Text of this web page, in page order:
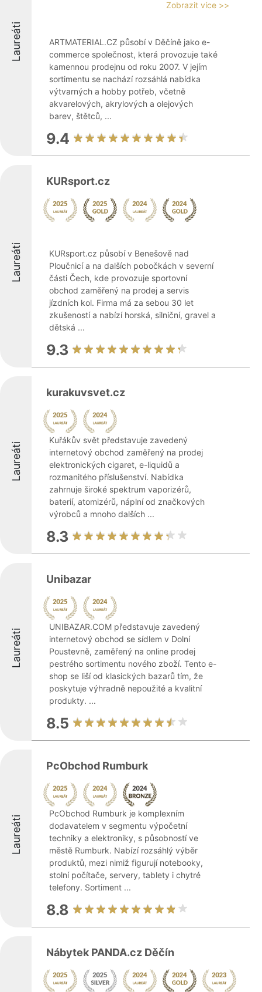
Laureáti
Zobrazit více >>
ARTMATERIAL.CZ působí v Děčíně jako e-
commerce společnost, která provozuje také
kamennou prodejnu od roku 2007. V jejím
sortimentu se nachází rozsáhlá nabídka
výtvarných a hobby potřeb, včetně
akvarelových, akrylových a olejových
barev, štětců, ...
9.4
Laureáti
KURsport.cz
KURsport.cz působí v Benešově nad
Ploučnicí a na dalších pobočkách v severní
části Čech, kde provozuje sportovní
obchod zaměřený na prodej a servis
jízdních kol. Firma má za sebou 30 let
zkušeností a nabízí horská, silniční, gravel a
dětská ...
9.3
Laureáti
kurakuvsvet.cz
Kuřákův svět představuje zavedený
internetový obchod zaměřený na prodej
elektronických cigaret, e-liquidů a
rozmanitého příslušenství. Nabídka
zahrnuje široké spektrum vaporizérů,
baterií, atomizérů, náplní od značkových
výrobců a mnoho dalších ...
8.3
Laureáti
Unibazar
UNIBAZAR.COM představuje zavedený
internetový obchod se sídlem v Dolní
Poustevně, zaměřený na online prodej
pestrého sortimentu nového zboží. Tento e-
shop se liší od klasických bazarů tím, že
poskytuje výhradně nepoužité a kvalitní
produkty. ...
8.5
Laureáti
PcObchod Rumburk
PcObchod Rumburk je komplexním
dodavatelem v segmentu výpočetní
techniky a elektroniky, s působností ve
městě Rumburk. Nabízí rozsáhlý výběr
produktů, mezi nimiž figurují notebooky,
stolní počítače, servery, tablety i chytré
telefony. Sortiment ...
8.8
Nábytek PANDA.cz Děčín